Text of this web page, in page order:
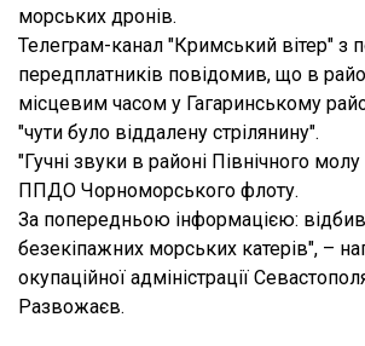
морських дронів.
Телеграм-канал "Кримський вітер" з
передплатників повідомив, що в
місцевим часом у Гагаринському
"чути було віддалену стрілянину".
"Гучні звуки в районі Північного
ППДО Чорноморського флоту.
За попередньою інформацією:
безекіпажних морських катерів", –
окупаційної адміністрації
Развожаєв.